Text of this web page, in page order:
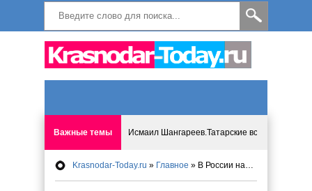
Важные темы Исмаил Шангареев.Татарские встречи на
Программа «Мир без слёз» впервые в Анапе:
Krasnodar-Today.ru » Главное » В России намерены снизить выплаты вкладчикам разорившихся банков